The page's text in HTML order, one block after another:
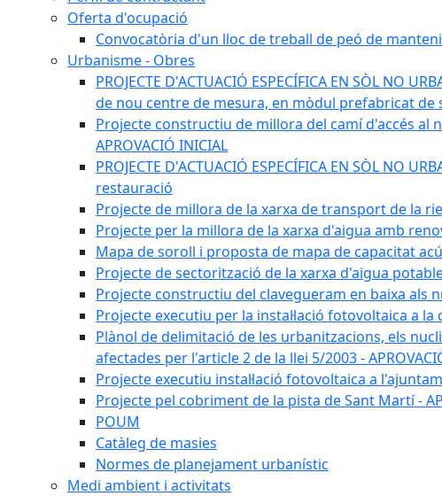
Oferta d'ocupació
Convocatòria d'un lloc de treball de peó de
Urbanisme - Obres
PROJECTE D'ACTUACIÓ ESPECÍFICA EN SÒL NO
de nou centre de mesura, en mòdul prefabricat
Projecte constructiu de millora del camí d'accés al
APROVACIÓ INICIAL
PROJECTE D'ACTUACIÓ ESPECÍFICA EN SÒL NO
restauració
Projecte de millora de la xarxa de transport de la
Projecte per la millora de la xarxa d'aigua amb
Mapa de soroll i proposta de mapa de capacitat
Projecte de sectorització de la xarxa d'aigua
Projecte constructiu del clavegueram en baixa als
Projecte executiu per la instal·lació fotovoltaica a la
Plànol de delimitació de les urbanitzacions, els
afectades per l'article 2 de la llei 5/2003 -
Projecte executiu instal·lació fotovoltaica a
Projecte pel cobriment de la pista de Sant Martí -
POUM
Catàleg de masies
Normes de planejament urbanístic
Medi ambient i activitats